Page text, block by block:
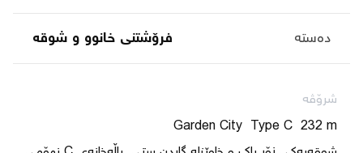
دەستە فرۆشتنی خانوو و شوقە
شرۆڤە